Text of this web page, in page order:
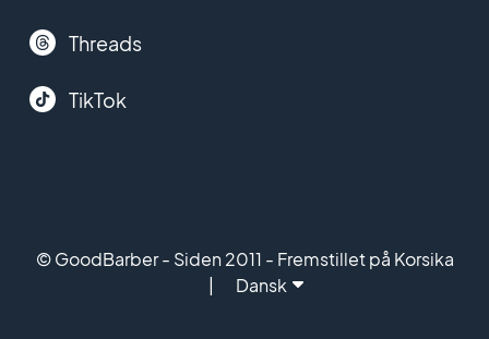
Threads
TikTok
© GoodBarber - Siden 2011 - Fremstillet på Korsika
Dansk